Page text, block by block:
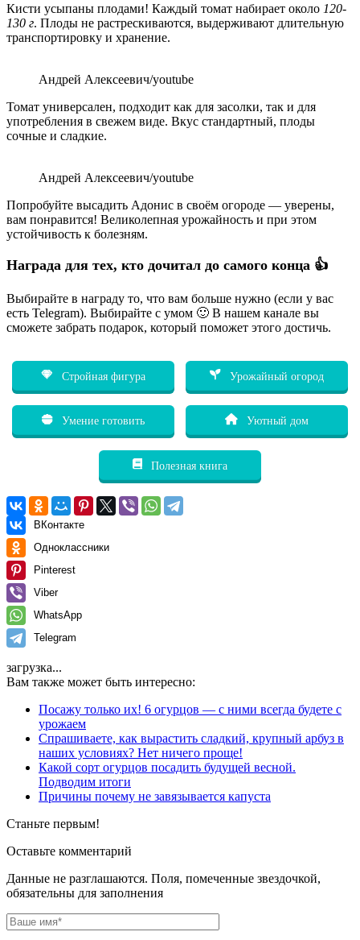
Кисти усыпаны плодами! Каждый томат набирает около 120-
130 г. Плоды не растрескиваются, выдерживают длительную
транспортировку и хранение.
Андрей Алексеевич/youtube
Томат универсален, подходит как для засолки, так и для
употребления в свежем виде. Вкус стандартный, плоды
сочные и сладкие.
Андрей Алексеевич/youtube
Попробуйте высадить Адонис в своём огороде — уверены,
вам понравится! Великолепная урожайность и при этом
устойчивость к болезням.
Награда для тех, кто дочитал до самого конца 👍
Выбирайте в награду то, что вам больше нужно (если у вас
есть Telegram). Выбирайте с умом 🙂 В нашем канале вы
сможете забрать подарок, который поможет этого достичь.
Стройная фигура Урожайный огород
Умение готовить Уютный дом
Полезная книга
ВКонтакте
Одноклассники
Pinterest
Viber
WhatsApp
Telegram
загрузка...
Вам также может быть интересно:
Посажу только их! 6 огурцов — с ними всегда будете с
урожаем
Спрашиваете, как вырастить сладкий, крупный арбуз в
наших условиях? Нет ничего проще!
Какой сорт огурцов посадить будущей весной.
Подводим итоги
Причины почему не завязывается капуста
Станьте первым!
Оставьте комментарий
Данные не разглашаются. Поля, помеченные звездочкой,
обязательны для заполнения